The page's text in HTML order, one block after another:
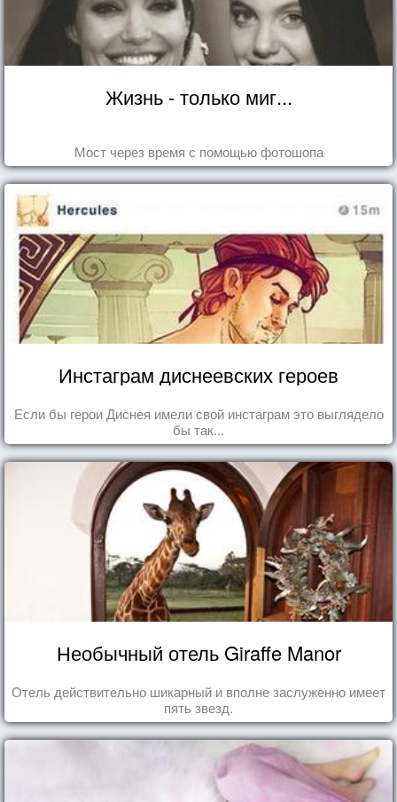
Жизнь - только миг...
Мост через время с помощью фотошопа
Инстаграм диснеевских героев
Если бы герои Диснея имели свой инстаграм это выглядело
бы так...
Необычный отель Giraffe Manor
Отель действительно шикарный и вполне заслуженно имеет
пять звезд.